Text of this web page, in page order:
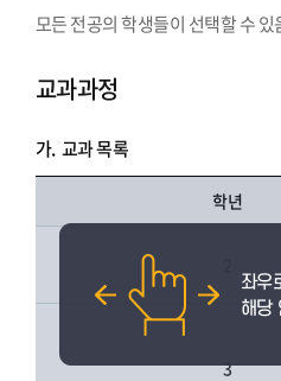
모든 전공의 학생들이 선택할 수 있
교과과정
가. 교과 목록
학년
3